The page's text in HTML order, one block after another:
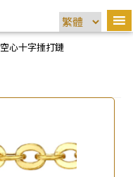
空心十字捶打鏈